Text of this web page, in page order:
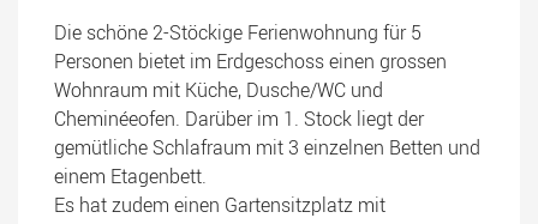
Die schöne 2-Stöckige Ferienwohnung für 5
Personen bietet im Erdgeschoss einen grossen
Wohnraum mit Küche, Dusche/WC und
Cheminéeofen. Darüber im 1. Stock liegt der
gemütliche Schlafraum mit 3 einzelnen Betten und
einem Etagenbett.
Es hat zudem einen Gartensitzplatz mit